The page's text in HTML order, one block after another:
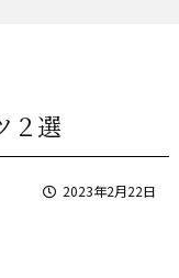
２選
2023年2月22日